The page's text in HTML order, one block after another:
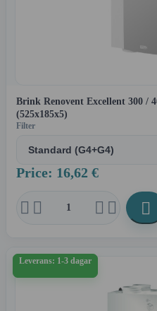
Brink Renovent Excellent 300 /
(525x185x5)
Filter
Price: 16,62 €
    
Leverans: 1-3 dagar